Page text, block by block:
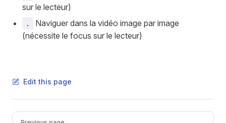
sur le lecteur)
.
Naviguer dans la vidéo image par image
(nécessite le focus sur le lecteur)
Edit this page
Pager